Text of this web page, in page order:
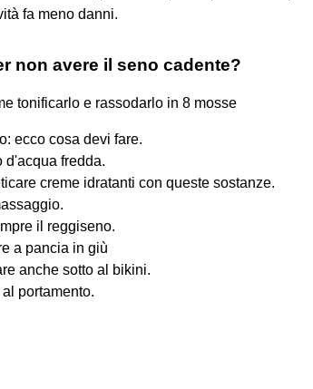
fa meno danni.
non avere il seno cadente?
tonificarlo e rassodarlo in 8 mosse
ecco cosa devi fare.
d'acqua fredda.
creme idratanti con queste sostanze.
il reggiseno.
a pancia in giù
anche sotto al bikini.
portamento.